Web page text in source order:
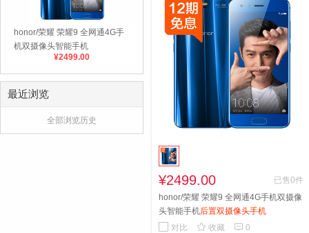
honor/荣耀 荣耀9 全网通4G手
机双摄像头智能手机
¥2499.00
最近浏览
全部浏览历史
¥2499.00
已售0件
honor/荣耀 荣耀9 全网通4G手机双摄像
头智能手机后置双摄像头手机
对比
 收藏  0